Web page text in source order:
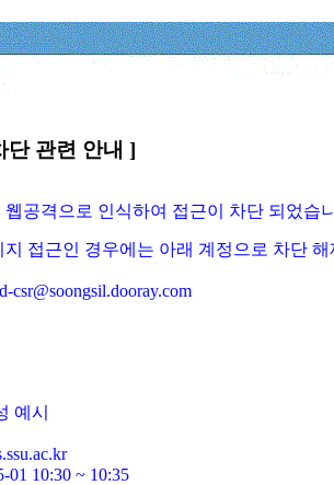
단 관련 안내 ]
공격으로 인식하여 접근이 차단 되었습
접근인 경우에는 아래 계정으로 차단 해
csr@soongsil.dooray.com
예시
01 10:30 ~ 10:35